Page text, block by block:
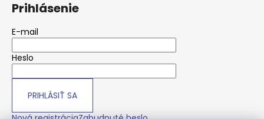
O
d
p
o
ú
Prihlásenie
E-mail
Heslo
PRIHLÁSIŤ SA